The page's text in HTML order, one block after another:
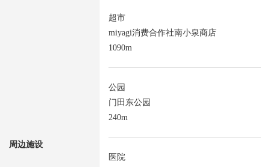
周边施设
超市
miyagi消费合作社南小泉商店
1090m
公园
门田东公园
240m
医院